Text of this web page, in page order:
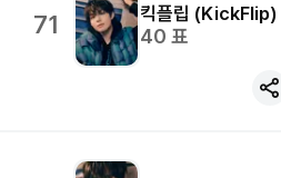
71 킥플립 (KickFlip)
40 표